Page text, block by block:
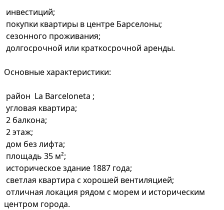
инвестиций;
покупки квартиры в центре Барселоны;
сезонного проживания;
долгосрочной или краткосрочной аренды.
Основные характеристики:
район La Barceloneta ;
угловая квартира;
2 балкона;
2 этаж;
дом без лифта;
площадь 35 м²;
историческое здание 1887 года;
светлая квартира с хорошей вентиляцией;
отличная локация рядом с морем и историческим
центром города.